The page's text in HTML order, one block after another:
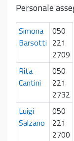
Personale
Simona
Barsotti
050
221
2709
Rita
Cantini
050
221
2732
Luigi
Salzano
050
221
2700